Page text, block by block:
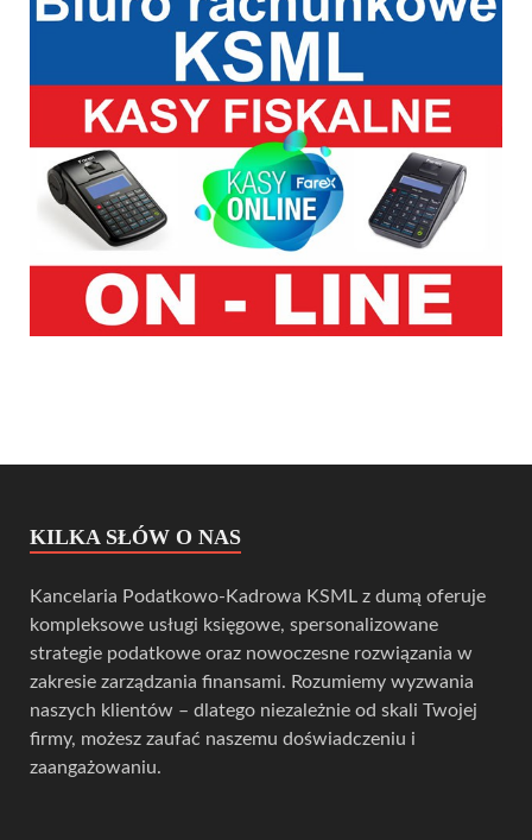
KILKA SŁÓW O NAS
Kancelaria Podatkowo-Kadrowa KSML z dumą oferuje
kompleksowe usługi księgowe, spersonalizowane
strategie podatkowe oraz nowoczesne rozwiązania w
zakresie zarządzania finansami. Rozumiemy wyzwania
naszych klientów – dlatego niezależnie od skali Twojej
firmy, możesz zaufać naszemu doświadczeniu i
zaangażowaniu.